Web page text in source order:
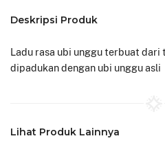
Deskripsi Produk
Ladu rasa ubi unggu terbuat dari
dipadukan dengan ubi unggu asli
Lihat Produk Lainnya